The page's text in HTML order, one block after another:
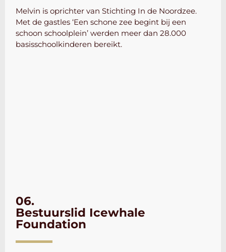
Melvin is oprichter van Stichting In de Noordzee.
Met de gastles ‘Een schone zee begint bij een
schoon schoolplein’ werden meer dan 28.000
basisschoolkinderen bereikt.
06.
Bestuurslid Icewhale
Foundation